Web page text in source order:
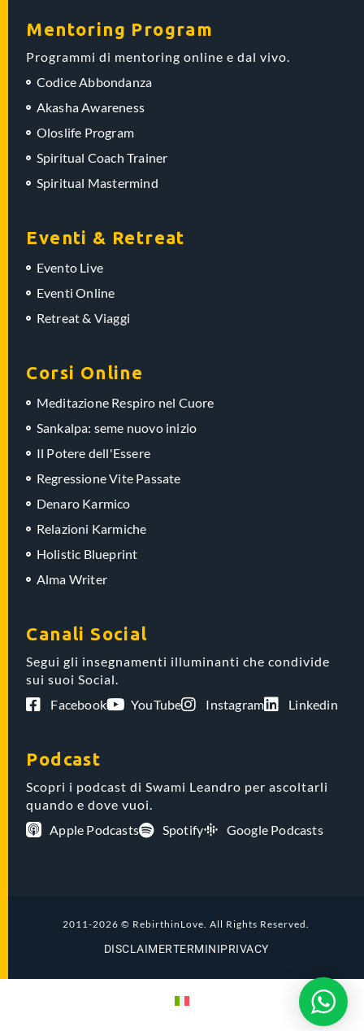
Mentoring Program
Programmi di mentoring online e dal vivo.
Codice Abbondanza
Akasha Awareness
Oloslife Program
Spiritual Coach Trainer
Spiritual Mastermind
Eventi & Retreat
Evento Live
Eventi Online
Retreat & Viaggi
Corsi Online
Meditazione Respiro nel Cuore
Sankalpa: seme nuovo inizio
Il Potere dell'Essere
Regressione Vite Passate
Denaro Karmico
Relazioni Karmiche
Holistic Blueprint
Alma Writer
Canali Social
Segui gli insegnamenti illuminanti che condivide
sui suoi Social.
Facebook
YouTube Instagram Linkedin
Podcast
Scopri i podcast di Swami Leandro per ascoltarli
quando e dove vuoi.
Apple Podcasts
Spotify Google Podcasts
2011-2026 © RebirthinLove. All Rights Reserved.
DISCLAIMERTERMINIPRIVACY